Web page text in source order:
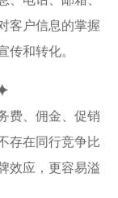
客户信息的掌握
传和转化。
费、佣金、促销
存在同行竞争比
效应，更容易溢